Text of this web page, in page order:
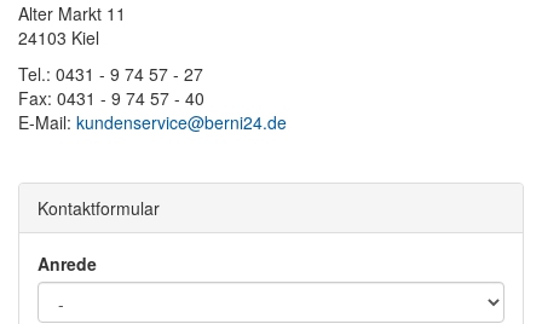
Alter Markt 11
24103 Kiel
Tel.: 0431 - 9 74 57 - 27
Fax: 0431 - 9 74 57 - 40
E-Mail: kundenservice@berni24.de
Kontaktformular
Anrede